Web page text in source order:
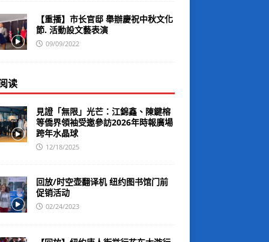
【重播】市长官邸 舉辦慶祝中秋文化
節. 活動設文藝表演
09/09/2022
读
見證「無限」光芒：江錦鑫、陳鍵榕
等僑界領袖受邀參訪2026年時報廣場
跨年水晶球
12/18/2025
回放/时空壶翻译机 纽约图书馆门前
促销活动
02/24/2023